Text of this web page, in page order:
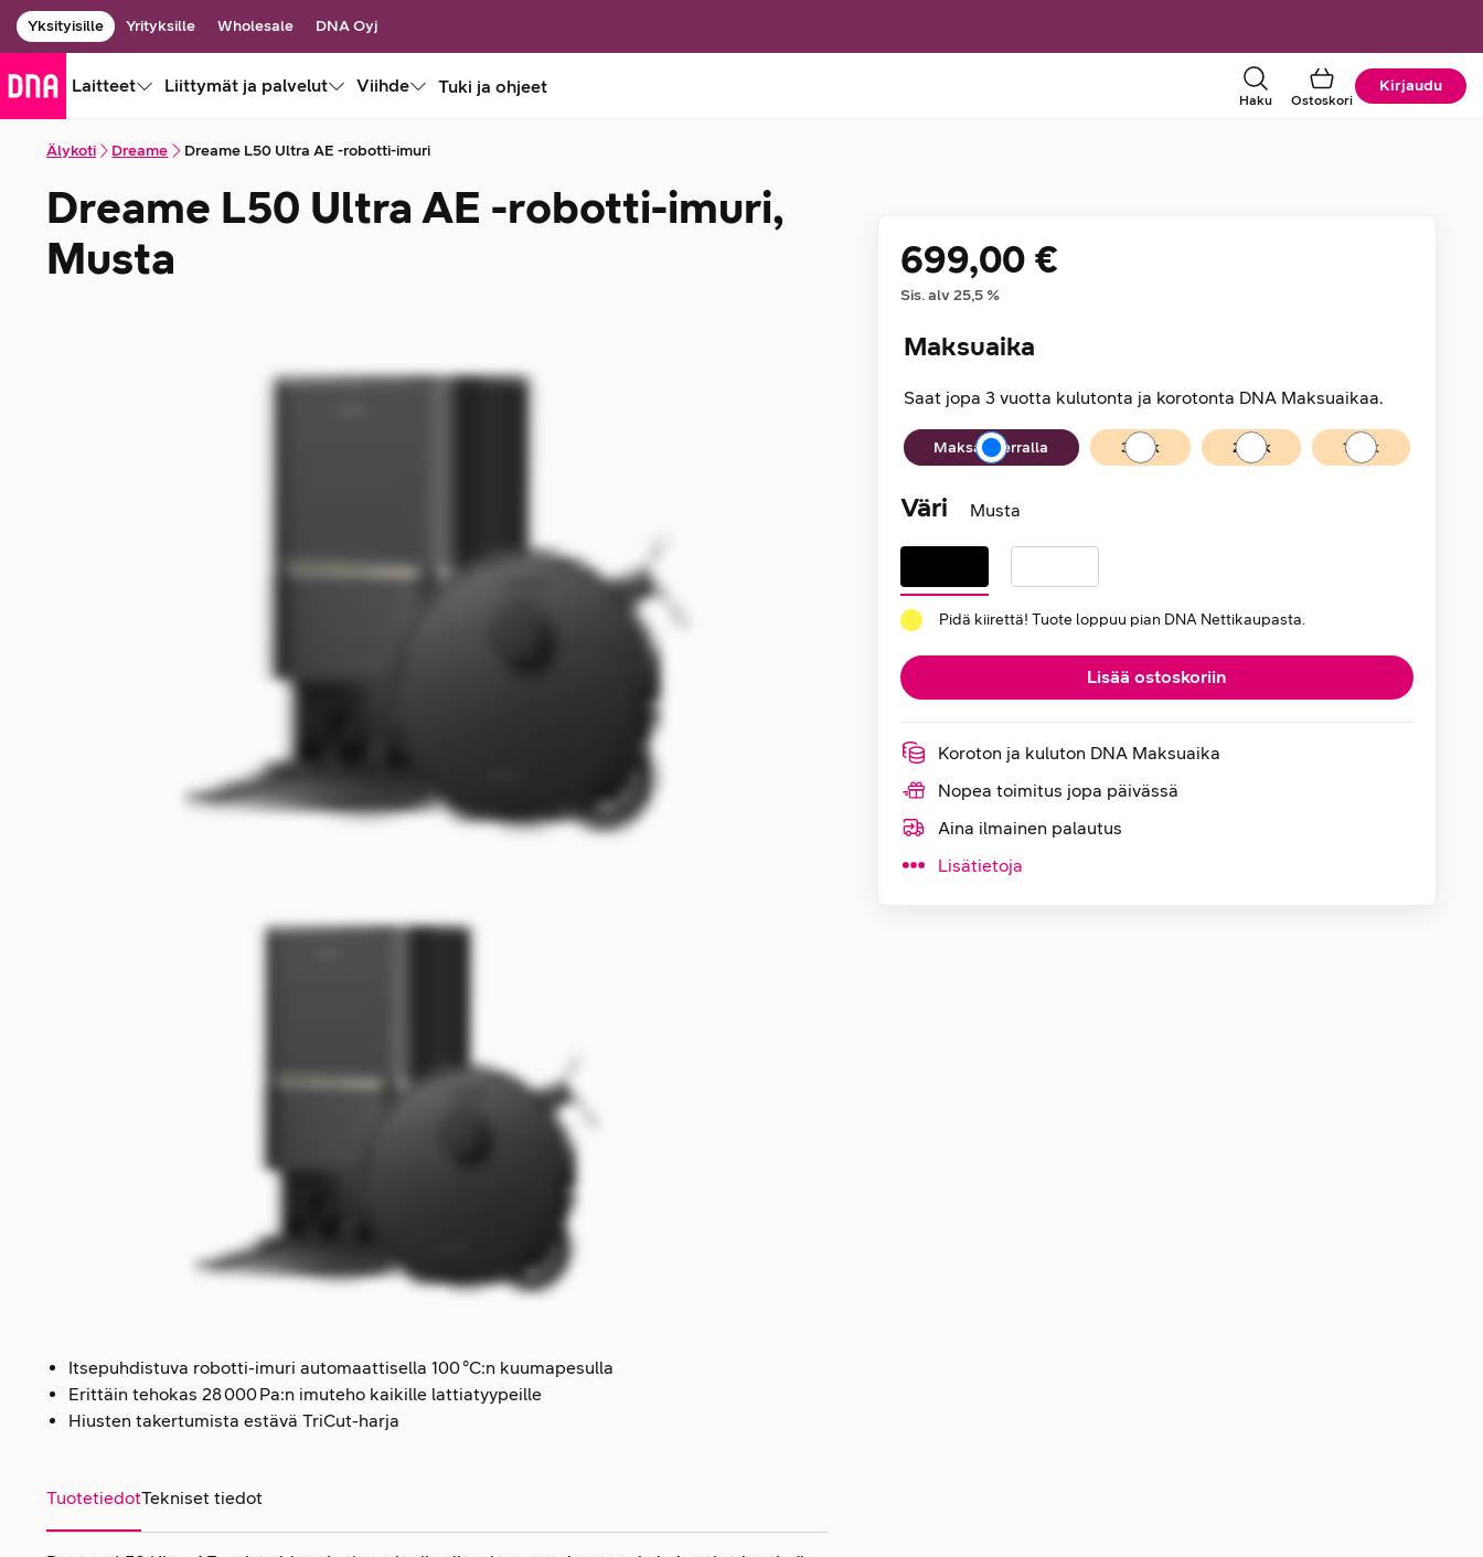
Yksityisille Yrityksille Wholesale DNA Oyj
Laitteet Liittymät ja palvelut Viihde Tuki ja ohjeet
Haku Ostoskori
Kirjaudu
Älykoti Dreame Dreame L50 Ultra AE -robotti-imuri
Dreame L50 Ultra AE -robotti-imuri,
Musta
Itsepuhdistuva robotti-imuri automaattisella 100 °C:n kuumapesulla
Erittäin tehokas 28 000 Pa:n imuteho kaikille lattiatyypeille
Hiusten takertumista estävä TriCut-harja
TuotetiedotTekniset tiedot
Hintatiedot
699,00 €
Sis. alv 25,5%
Maksuaika
Saat jopa 3 vuotta kulutonta ja korotonta DNA Maksuaikaa.
Maksuaika
Maksan kerralla 36 kk 24 kk 12 kk
Väri Musta
Pidä kiirettä! Tuote loppuu pian DNA Nettikaupasta.
Lisää ostoskoriin
Koroton ja kuluton DNA Maksuaika
Nopea toimitus jopa päivässä
Aina ilmainen palautus
Lisätietoja